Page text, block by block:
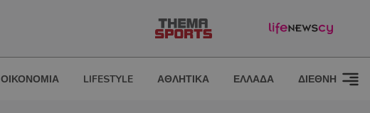
ΟΙΚΟΝΟΜΙΑ LIFESTYLE ΑΘΛΗΤΙΚΑ ΕΛΛΑΔΑ ΔΙΕΘΝΗ